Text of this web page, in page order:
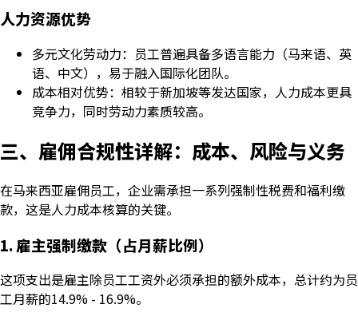
人力资源优势
多元文化劳动力：员工普遍具备多语言能力（马来语、英
语、中文），易于融入国际化团队。
成本相对优势：相较于新加坡等发达国家，人力成本更具
竞争力，同时劳动力素质较高。
三、雇佣合规性详解：成本、风险与义务
在马来西亚雇佣员工，企业需承担一系列强制性税费和福利缴
款，这是人力成本核算的关键。
1. 雇主强制缴款（占月薪比例）
这项支出是雇主除员工工资外必须承担的额外成本，总计约为员
工月薪的14.9% - 16.9%。